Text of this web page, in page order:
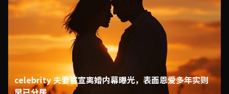
celebrity 夫妻官宣离婚内幕曝光，表面恩爱多年实则